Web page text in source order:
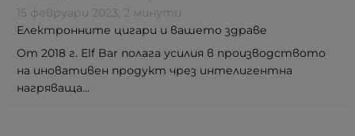
15 февруари 2023, 2 минути
Електронните цигари и вашето здраве
От 2018 г. Elf Bar полага усилия в производството
на иновативен продукт чрез интелигентна
нагряваща...